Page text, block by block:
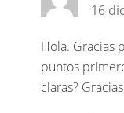
16
Hola. Gracias
puntos
claras?